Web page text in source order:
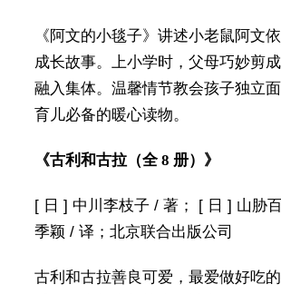
《阿文的小毯子》讲述小老鼠阿文
成长故事。上小学时，父母巧妙剪
融入集体。温馨情节教会孩子独立
育儿必备的暖心读物。
《古利和古拉（全 8 册）》
[ 日 ] 中川李枝子 / 著； [ 日 ] 山胁
季颖 / 译；北京联合出版公司
古利和古拉善良可爱，最爱做好吃